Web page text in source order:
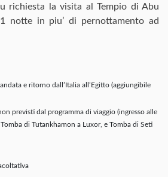
richiesta la visita al Tempio di Abu
notte in piu’ di pernottamento ad
e ritorno dall’Italia all’Egitto (aggiungibile
previsti dal programma di viaggio (ingresso alle
di Tutankhamon a Luxor, e Tomba di Seti